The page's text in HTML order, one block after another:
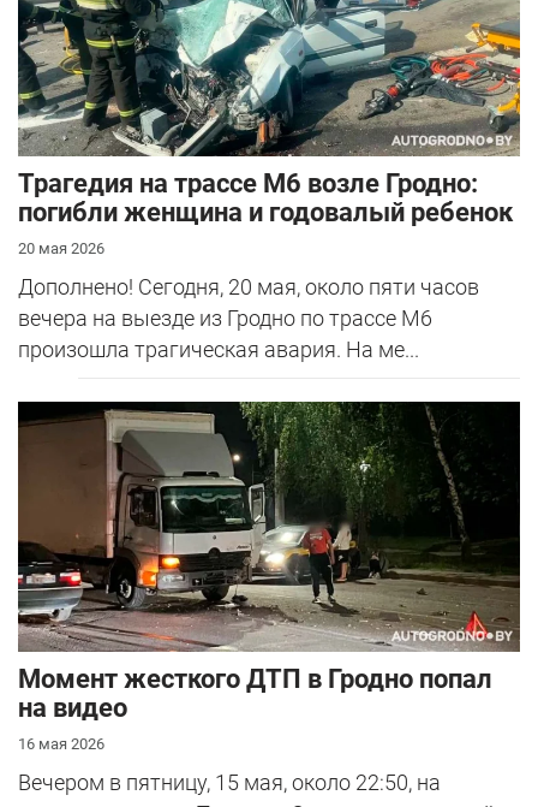
Трагедия на трассе М6 возле Гродно:
погибли женщина и годовалый ребенок
20 мая 2026
Дополнено! Сегодня, 20 мая, около пяти часов
вечера на выезде из Гродно по трассе М6
произошла трагическая авария. На ме...
Момент жесткого ДТП в Гродно попал
на видео
16 мая 2026
Вечером в пятницу, 15 мая, около 22:50, на